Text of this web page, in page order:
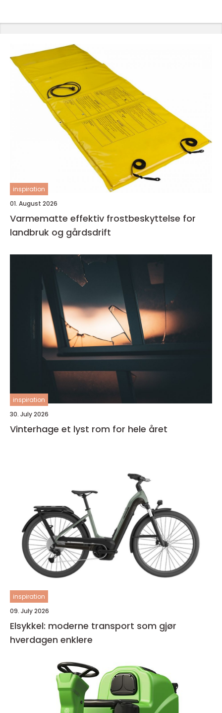
inspiration
01. August 2026
Varmematte effektiv frostbeskyttelse for
landbruk og gårdsdrift
inspiration
30. July 2026
Vinterhage et lyst rom for hele året
inspiration
09. July 2026
Elsykkel: moderne transport som gjør
hverdagen enklere